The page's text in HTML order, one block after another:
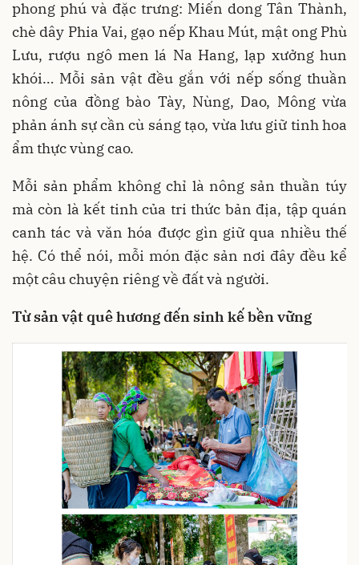
phong phú và đặc trưng: Miến dong Tân Thành,
chè dây Phia Vai, gạo nếp Khau Mút, mật ong Phù
Lưu, rượu ngô men lá Na Hang, lạp xưởng hun
khói… Mỗi sản vật đều gắn với nếp sống thuần
nông của đồng bào Tày, Nùng, Dao, Mông vừa
phản ánh sự cần cù sáng tạo, vừa lưu giữ tinh hoa
ẩm thực vùng cao.
Mỗi sản phẩm không chỉ là nông sản thuần túy
mà còn là kết tinh của tri thức bản địa, tập quán
canh tác và văn hóa được gìn giữ qua nhiều thế
hệ. Có thể nói, mỗi món đặc sản nơi đây đều kể
một câu chuyện riêng về đất và người.
Từ sản vật quê hương đến sinh kế bền vững